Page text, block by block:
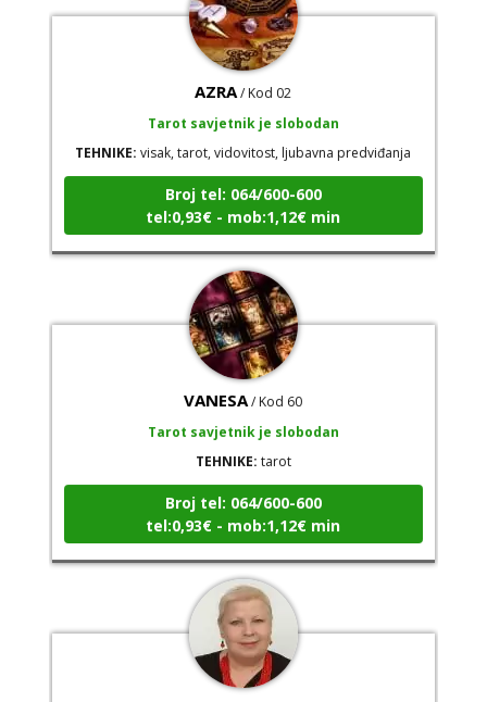
AZRA/ Kod 02
visak, tarot, vidovitost, ljubavna predviđanja
Broj tel: 064/600-600
tel:0,93€ - mob:1,12€ min
VANESA/ Kod 60
TEHNIKE:tarot
Broj tel: 064/600-600
tel:0,93€ - mob:1,12€ min
IRIDA - MAGDALENA